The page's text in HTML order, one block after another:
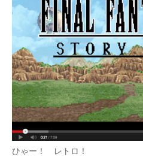
製造業のIT導入・活用を支援
モノづくり技術者専門サイト
エレクトロニクス専門サイト
電子設計の基本と応用
エネルギーの専門メディア
建設×テクノロジーの最前線
ひゃー！ レトロ！